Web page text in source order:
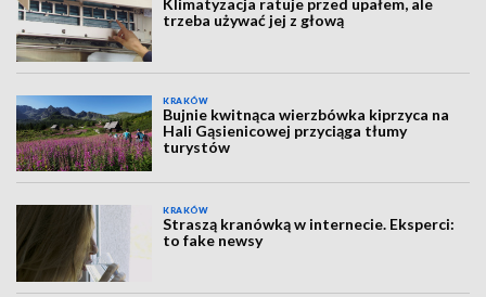
Klimatyzacja ratuje przed upałem, ale
trzeba używać jej z głową
KRAKÓW
Bujnie kwitnąca wierzbówka kiprzyca na
Hali Gąsienicowej przyciąga tłumy
turystów
KRAKÓW
Straszą kranówką w internecie. Eksperci:
to fake newsy